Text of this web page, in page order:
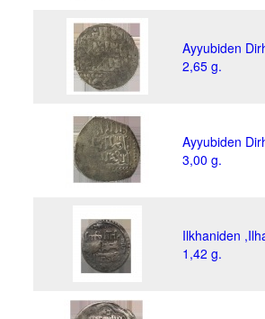
Ayyubiden
2,65 g.
Ayyubiden
3,00 g.
Ilkhaniden
1,42 g.